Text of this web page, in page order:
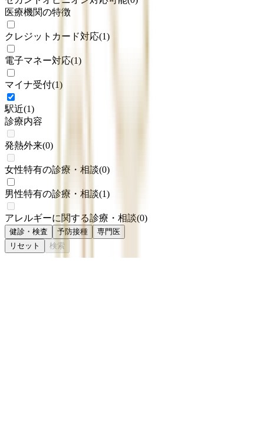
医療機関の特徴
クレジットカード対応(1)
電子マネー対応(1)
マイナ受付(1)
駅近(1)
診療内容
発熱外来(0)
女性特有の診療・相談(0)
男性特有の診療・相談(1)
アレルギーに関する診療・相談(0)
健診・検査 予防接種
専門医
リセット
検索